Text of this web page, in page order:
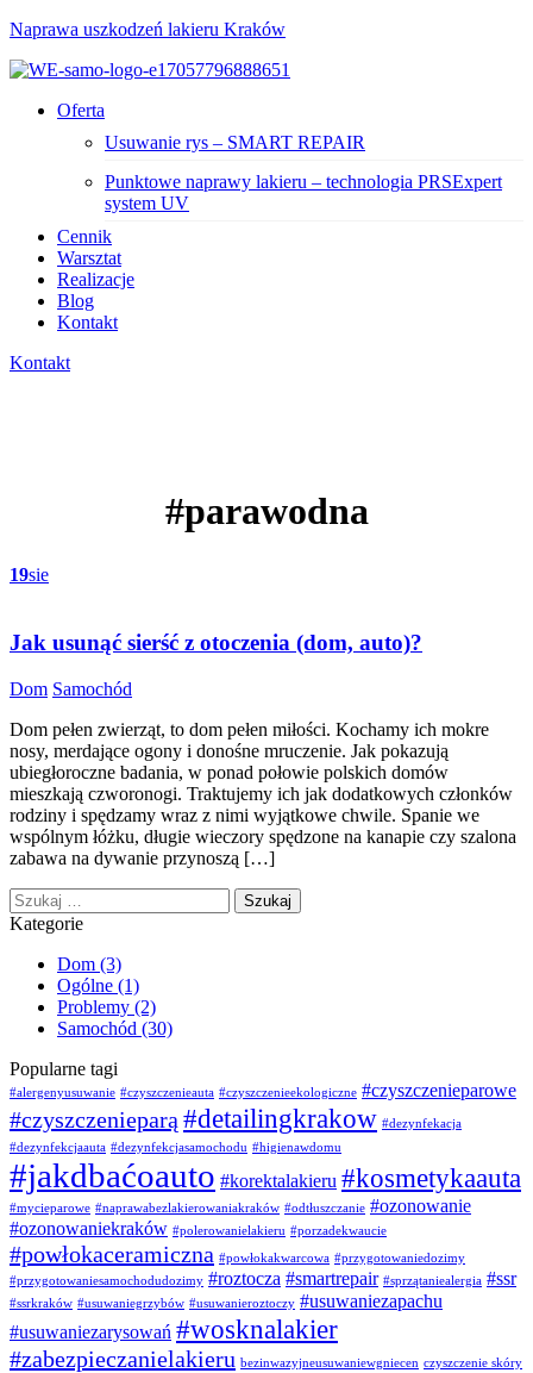
Naprawa uszkodzeń lakieru Kraków
Menu
Oferta
Usuwanie rys – SMART REPAIR
Punktowe naprawy lakieru – technologia PRSExpert
system UV
Cennik
Warsztat
Realizacje
Blog
Kontakt
Kontakt
#parawodna
19sie
Jak usunąć sierść z otoczenia (dom, auto)?
Categories
Dom Samochód
Dom pełen zwierząt, to dom pełen miłości. Kochamy ich mokre
nosy, merdające ogony i donośne mruczenie. Jak pokazują
ubiegłoroczne badania, w ponad połowie polskich domów
mieszkają czworonogi. Traktujemy ich jak dodatkowych członków
rodziny i spędzamy wraz z nimi wyjątkowe chwile. Spanie we
wspólnym łóżku, długie wieczory spędzone na kanapie czy szalona
zabawa na dywanie przynoszą […]
Szukaj:
Kategorie
Dom (3)
Ogólne (1)
Problemy (2)
Samochód (30)
Popularne tagi
#alergenyusuwanie #czyszczenieauta #czyszczenieekologiczne #czyszczenieparowe
#czyszczenieparą #detailingkrakow #dezynfekacja
#dezynfekcjaauta #dezynfekcjasamochodu #higienawdomu
#jakdbaćoauto #korektalakieru #kosmetykaauta
#mycieparowe #naprawabezlakierowaniakraków #odtłuszczanie #ozonowanie
#ozonowaniekraków #polerowanielakieru #porzadekwaucie
#powłokaceramiczna #powłokakwarcowa #przygotowaniedozimy
#przygotowaniesamochodudozimy #roztocza #smartrepair #sprzątaniealergia #ssr
#ssrkraków #usuwaniegrzybów #usuwanieroztoczy #usuwaniezapachu
#usuwaniezarysowań #wosknalakier
#zabezpieczanielakieru bezinwazyjneusuwaniewgniecen czyszczenie skóry